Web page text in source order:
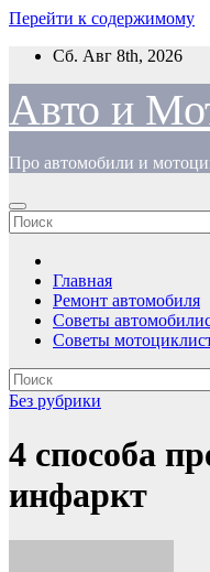
Перейти к содержимому
Сб. Авг 8th, 2026
Авто и
Про автомобили и
Главная
Ремонт автомобиля
Советы
Советы
Без рубрики
4 способа
инфаркт